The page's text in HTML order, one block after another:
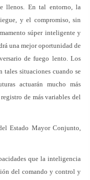
llenos. En tal entorno, la
y el compromiso, sin
súper inteligente y
una mejor oportunidad de
de fuego lento. Los
tales situaciones cuando se
actuarán mucho más
de más variables del
Estado Mayor Conjunto,
que la inteligencia
del comando y control y